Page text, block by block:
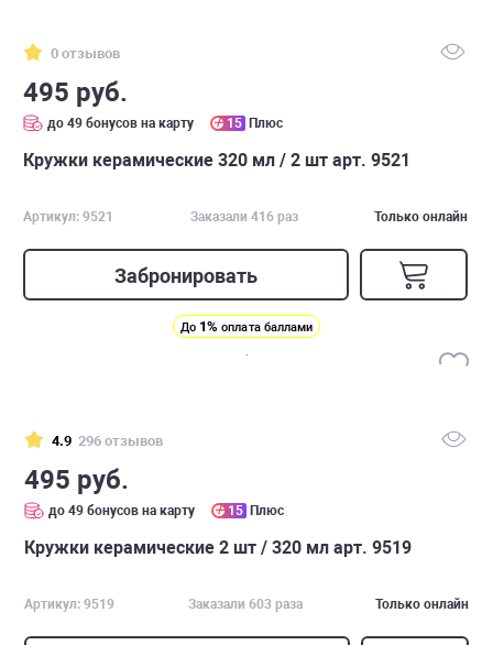
0 отзывов
495 руб.
до 49 бонусов на карту 15 Плюс
Кружки керамические 320 мл / 2 шт арт. 9521
Артикул: 9521 Заказали 416 раз Только онлайн
Забронировать
До 1% оплата баллами
4.9 296 отзывов
495 руб.
до 49 бонусов на карту 15 Плюс
Кружки керамические 2 шт / 320 мл арт. 9519
Артикул: 9519 Заказали 603 раза Только онлайн